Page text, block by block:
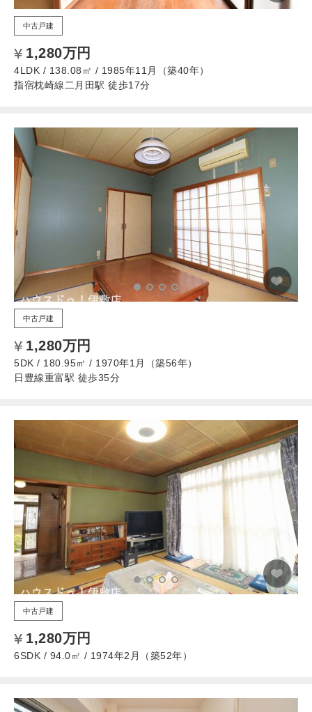
中古戸建
1,280万円
4LDK / 138.08㎡ / 1985年11月（築40年）
指宿枕崎線二月田駅 徒歩17分
中古戸建
1,280万円
5DK / 180.95㎡ / 1970年1月（築56年）
日豊線重富駅 徒歩35分
中古戸建
1,280万円
6SDK / 94.0㎡ / 1974年2月（築52年）